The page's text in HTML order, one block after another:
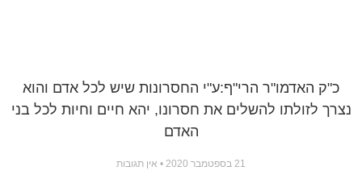
כ"ק האדמו"ר הרי"ף:ע"י החסרונות שיש לכל אדם והוא
נצרך לזולתו להשלים את חסרונו, יהא חיים וחיות לכל בני
האדם
21 בספטמבר 2020 אין תגובות